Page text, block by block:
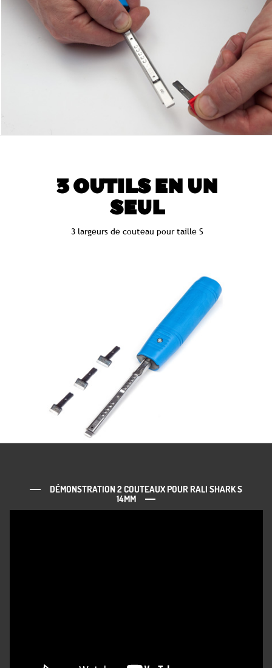
3 OUTILS EN UN
SEUL
3 largeurs de couteau pour taille S
DÉMONSTRATION 2 COUTEAUX POUR RALI SHARK S
14MM